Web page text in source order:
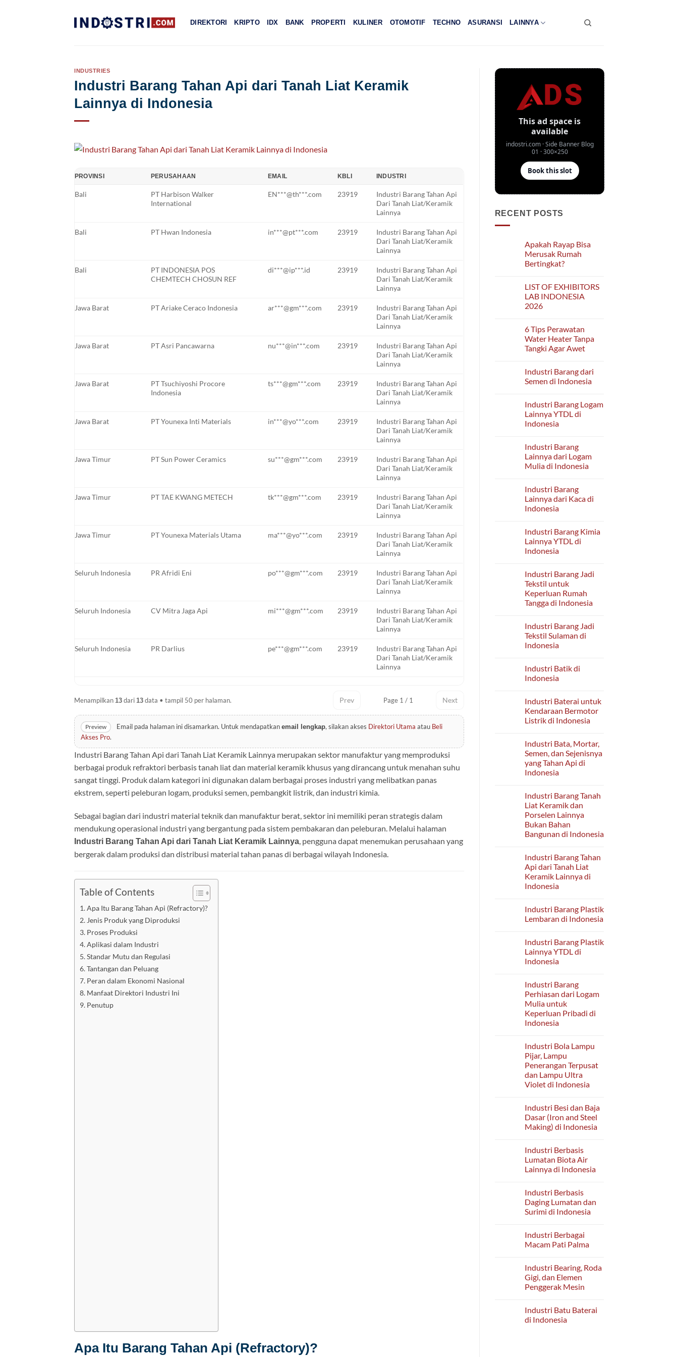
DIREKTORI KRIPTO IDX BANK PROPERTI KULINER OTOMOTIF TECHNO ASURANSI LAINNYA
INDUSTRIES
Industri Barang Tahan Api dari Tanah Liat Keramik
Lainnya di Indonesia
PROVINSI PERUSAHAAN EMAIL KBLI INDUSTRI
Bali
PT Harbison Walker
International
EN***@th***.com 23919
Industri Barang Tahan Api
Dari Tanah Liat/Keramik
Lainnya
Bali PT Hwan Indonesia in***@pt***.com 23919
Industri Barang Tahan Api
Dari Tanah Liat/Keramik
Lainnya
Bali
PT INDONESIA POS
CHEMTECH CHOSUN REF
di***@ip***.id 23919
Industri Barang Tahan Api
Dari Tanah Liat/Keramik
Lainnya
Jawa Barat PT Ariake Ceraco Indonesia ar***@gm***.com 23919
Industri Barang Tahan Api
Dari Tanah Liat/Keramik
Lainnya
Jawa Barat PT Asri Pancawarna nu***@in***.com 23919
Industri Barang Tahan Api
Dari Tanah Liat/Keramik
Lainnya
Jawa Barat
PT Tsuchiyoshi Procore
Indonesia
ts***@gm***.com 23919
Industri Barang Tahan Api
Dari Tanah Liat/Keramik
Lainnya
Jawa Barat PT Younexa Inti Materials in***@yo***.com 23919
Industri Barang Tahan Api
Dari Tanah Liat/Keramik
Lainnya
Jawa Timur PT Sun Power Ceramics su***@gm***.com 23919
Industri Barang Tahan Api
Dari Tanah Liat/Keramik
Lainnya
Jawa Timur PT TAE KWANG METECH tk***@gm***.com 23919
Industri Barang Tahan Api
Dari Tanah Liat/Keramik
Lainnya
Jawa Timur PT Younexa Materials Utama ma***@yo***.com 23919
Industri Barang Tahan Api
Dari Tanah Liat/Keramik
Lainnya
Seluruh Indonesia PR Afridi Eni po***@gm***.com 23919
Industri Barang Tahan Api
Dari Tanah Liat/Keramik
Lainnya
Seluruh Indonesia CV Mitra Jaga Api mi***@gm***.com 23919
Industri Barang Tahan Api
Dari Tanah Liat/Keramik
Lainnya
Seluruh Indonesia PR Darlius pe***@gm***.com 23919
Industri Barang Tahan Api
Dari Tanah Liat/Keramik
Lainnya
Menampilkan 13 dari 13 data • tampil 50 per halaman. Prev Page 1 / 1 Next
Preview Email pada halaman ini disamarkan. Untuk mendapatkan email lengkap, silakan akses Direktori Utama atau Beli
Akses Pro.
Industri Barang Tahan Api dari Tanah Liat Keramik Lainnya merupakan sektor manufaktur yang memproduksi
berbagai produk refraktori berbasis tanah liat dan material keramik khusus yang dirancang untuk menahan suhu
sangat tinggi. Produk dalam kategori ini digunakan dalam berbagai proses industri yang melibatkan panas
ekstrem, seperti peleburan logam, produksi semen, pembangkit listrik, dan industri kimia.
Sebagai bagian dari industri material teknik dan manufaktur berat, sektor ini memiliki peran strategis dalam
mendukung operasional industri yang bergantung pada sistem pembakaran dan peleburan. Melalui halaman
Industri Barang Tahan Api dari Tanah Liat Keramik Lainnya, pengguna dapat menemukan perusahaan yang
bergerak dalam produksi dan distribusi material tahan panas di berbagai wilayah Indonesia.
Table of Contents
Apa Itu Barang Tahan Api (Refractory)?
Jenis Produk yang Diproduksi
Proses Produksi
Aplikasi dalam Industri
Standar Mutu dan Regulasi
Tantangan dan Peluang
Peran dalam Ekonomi Nasional
Manfaat Direktori Industri Ini
Penutup
Apa Itu Barang Tahan Api (Refractory)?
RECENT POSTS
Apakah Rayap Bisa
Merusak Rumah
Bertingkat?
on
Apakah
Rayap
Bisa
Bertingkat?
LIST OF EXHIBITORS
LAB INDONESIA
2026
on
LIST
OF
EXHIBITORS
2026
6 Tips Perawatan
Water Heater Tanpa
Tangki Agar Awet
on
6
Tips
Heater
Tanpa
Tangki
Agar
Industri Barang dari
Semen di Indonesia
on
Industri
Barang
dari
Indonesia
Industri Barang Logam
Lainnya YTDL di
Indonesia
on
Industri
Barang
Logam
di
Indonesia
Industri Barang
Lainnya dari Logam
Mulia di Indonesia
on
Industri
Barang
Lainnya
Mulia
di
Indonesia
Industri Barang
Lainnya dari Kaca di
Indonesia
on
Industri
Barang
Lainnya
di
Indonesia
Industri Barang Kimia
Lainnya YTDL di
Indonesia
on
Industri
Barang
Kimia
Lainnya
YTDL
Industri Barang Jadi
Tekstil untuk
Keperluan Rumah
Tangga di Indonesia
on
Industri
Barang
Jadi
Keperluan
Rumah
Tangga
Industri Barang Jadi
Tekstil Sulaman di
Indonesia
on
Industri
Barang
Sulaman
di
Indonesia
Industri Batik di
Indonesia
on
Industri
Batik
Industri Baterai untuk
Kendaraan Bermotor
Listrik di Indonesia
on
Industri
Baterai
untuk
Kendaraan
Bermotor
Indonesia
Industri Bata, Mortar,
Semen, dan Sejenisnya
yang Tahan Api di
Indonesia
on
Industri
Bata,
Mortar,
Semen,
dan
Sejenisnya
Api
di
Indonesia
Industri Barang Tanah
Liat Keramik dan
Porselen Lainnya
Bukan Bahan
Bangunan di Indonesia
on
Industri
Barang
Tanah
Liat
Keramik
Lainnya
Bukan
Bahan
Indonesia
Industri Barang Tahan
Api dari Tanah Liat
Keramik Lainnya di
Indonesia
on
Industri
Barang
dari
Tanah
Liat
Keramik
Indonesia
Industri Barang Plastik
Lembaran di Indonesia
on
Industri
Barang
Plastik
Indonesia
Industri Barang Plastik
Lainnya YTDL di
Indonesia
on
Industri
Barang
Plastik
Lainnya
YTDL
di
Industri Barang
Perhiasan dari Logam
Mulia untuk
Keperluan Pribadi di
Indonesia
on
Industri
Barang
Perhiasan
dari
Logam
Mulia
Pribadi
di
Indonesia
Industri Bola Lampu
Pijar, Lampu
Penerangan Terpusat
dan Lampu Ultra
Violet di Indonesia
on
Industri
Bola
Lampu
Penerangan
Terpusat
dan
Lampu
Ultra
Indonesia
Industri Besi dan Baja
Dasar (Iron and Steel
Making) di Indonesia
on
Industri
Besi
dan
(Iron
and
Steel
Making)
di
Industri Berbasis
Lumatan Biota Air
Lainnya di Indonesia
on
Industri
Berbasis
Lumatan
Lainnya
di
Indonesia
Industri Berbasis
Daging Lumatan dan
Surimi di Indonesia
on
Industri
Berbasis
dan
Surimi
di
Indonesia
Industri Berbagai
Macam Pati Palma
on
Industri
Berbagai
Macam
Industri Bearing, Roda
Gigi, dan Elemen
Penggerak Mesin
on
Industri
Bearing,
Industri Batu Baterai
di Indonesia